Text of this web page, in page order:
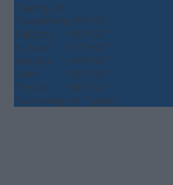
Πέμπτη, 06
Παρασκευή+35°+27°
Σάββατο
+39°+27°
Κυριακή
+37°+27°
Δευτέρα
+34°+26°
Τρίτη
+35°+25°
Τετάρτη
+36°+24°
Πρόγνωση για 7 μέρες